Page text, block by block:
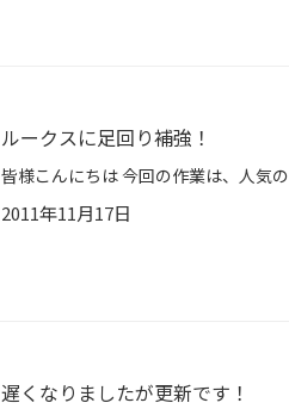
ルークスに足回り補強！
2011年11月17日
遅くなりましたが更新です！